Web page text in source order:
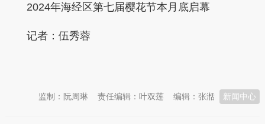
2024年海经区第七届樱花节本月底启幕
记者： 伍秀蓉
新闻中心
编辑：张湉
责任编辑：叶双莲
监制：阮周琳